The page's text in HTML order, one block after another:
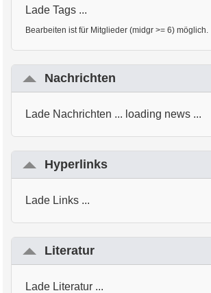
Lade Tags ...
Bearbeiten ist für Mitglieder (midgr >= 6) möglich.
Nachrichten
Lade Nachrichten ... loading news ...
Hyperlinks
Lade Links ...
Literatur
Lade Literatur ...